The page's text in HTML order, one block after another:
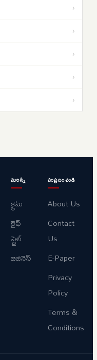
›
›
›
›
›
మరిన్నీ
క్రైమ్
లైఫ్
స్టైల్
బిజినెస్
సంప్రదించండి
About Us
Contact
Us
E-Paper
Privacy
Policy
Terms &
Conditions